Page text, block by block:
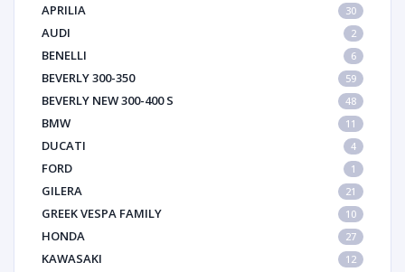
APRILIA 30
AUDI 2
BENELLI 6
BEVERLY 300-350 59
BEVERLY NEW 300-400 S 48
BMW 11
DUCATI 4
FORD 1
GILERA 21
GREEK VESPA FAMILY 10
HONDA 27
KAWASAKI 12